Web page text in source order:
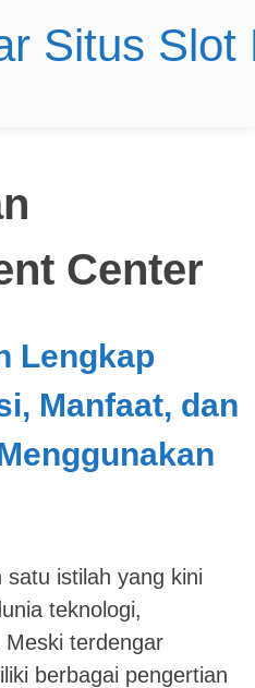
Situs Slot
Center
Lengkap
Manfaat, dan
istilah yang kini
teknologi,
Meski terdengar
berbagai pengertian